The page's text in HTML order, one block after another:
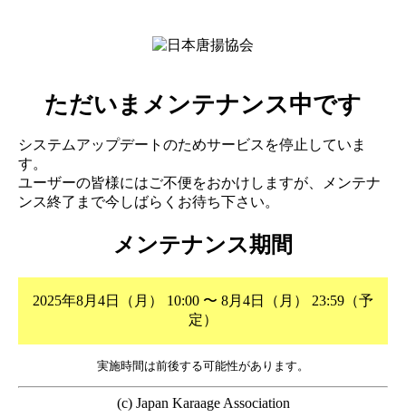
ただいまメンテナンス中です
システムアップデートのためサービスを停止していま
す。
ユーザーの皆様にはご不便をおかけしますが、メンテナ
ンス終了まで今しばらくお待ち下さい。
メンテナンス期間
2025年8月4日（月） 10:00 〜 8月4日（月） 23:59（予
定）
実施時間は前後する可能性があります。
(c) Japan Karaage Association